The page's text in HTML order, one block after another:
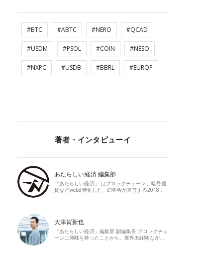
#BTC #ABTC #NERO #QCAD
#USDM #PSOL #COIN #NESO
#NXPC #USDB #BBRL #EUROP
著者・インタビューイ
あたらしい経済 編集部
「あたらしい経済」 はブロックチェーン、暗号通
貨などweb3特化した、幻冬舎が運営する2018…
大津賀新也
「あたらしい経済」編集部 副編集長 ブロックチェ
ーンに興味を持ったことから、業界未経験なが…